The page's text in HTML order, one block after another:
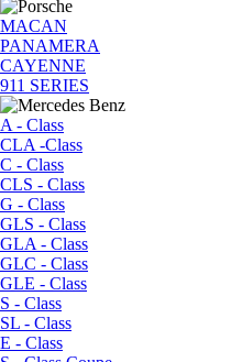
MACAN
PANAMERA
CAYENNE
911 SERIES
A - Class
CLA -Class
C - Class
CLS - Class
G - Class
GLS - Class
GLA - Class
GLC - Class
GLE - Class
S - Class
SL - Class
E - Class